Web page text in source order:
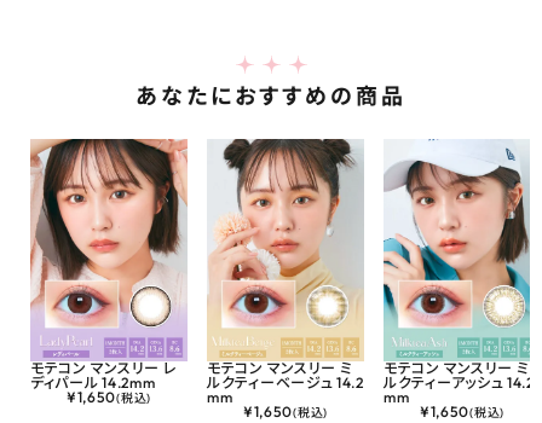
あなたにおすすめの商品
モテコン マンスリー レ
ディパール 14.2mm
¥1,650(税込)
モテコン マンスリー ミ
ルクティーベージュ 14.2
mm
¥1,650(税込)
モテコン マンスリー ミ
ルクティーアッシュ 14.2
mm
¥1,650(税込)